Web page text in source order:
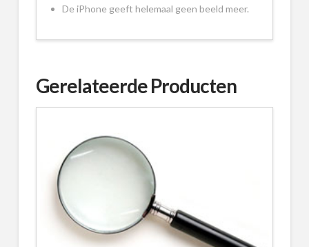
De iPhone geeft helemaal geen beeld meer.
Gerelateerde Producten